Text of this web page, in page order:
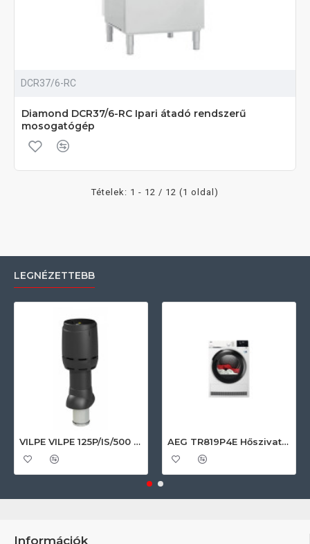
DCR37/6-RC
Diamond DCR37/6-RC Ipari átadó rendszerű
mosogatógép
Tételek: 1 - 12 / 12 (1 oldal)
LEGNÉZETTEBB
VILPE VILPE 125P/IS/500 FLOW tetőszellőző, fekete Szellőztető ventilátor tartozékok AEG TR819P4E Hőszivattyús szárítógép
Információk